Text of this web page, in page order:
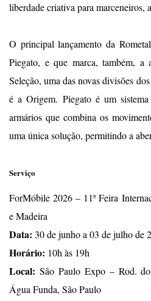
liberdade criativa para marceneiros,
O principal lançamento da
Piegato, e que marca, também, a
Seleção, uma das novas divisões
é a Origem. Piegato é um sistema
armários que combina os
uma única solução, permitindo a
Serviço
ForMóbile 2026 – 11ª Feira
e Madeira
Data: 30 de junho a 03 de julho de
Horário: 10h às 19h
Local: São Paulo Expo – Rod.
Água Funda, São Paulo